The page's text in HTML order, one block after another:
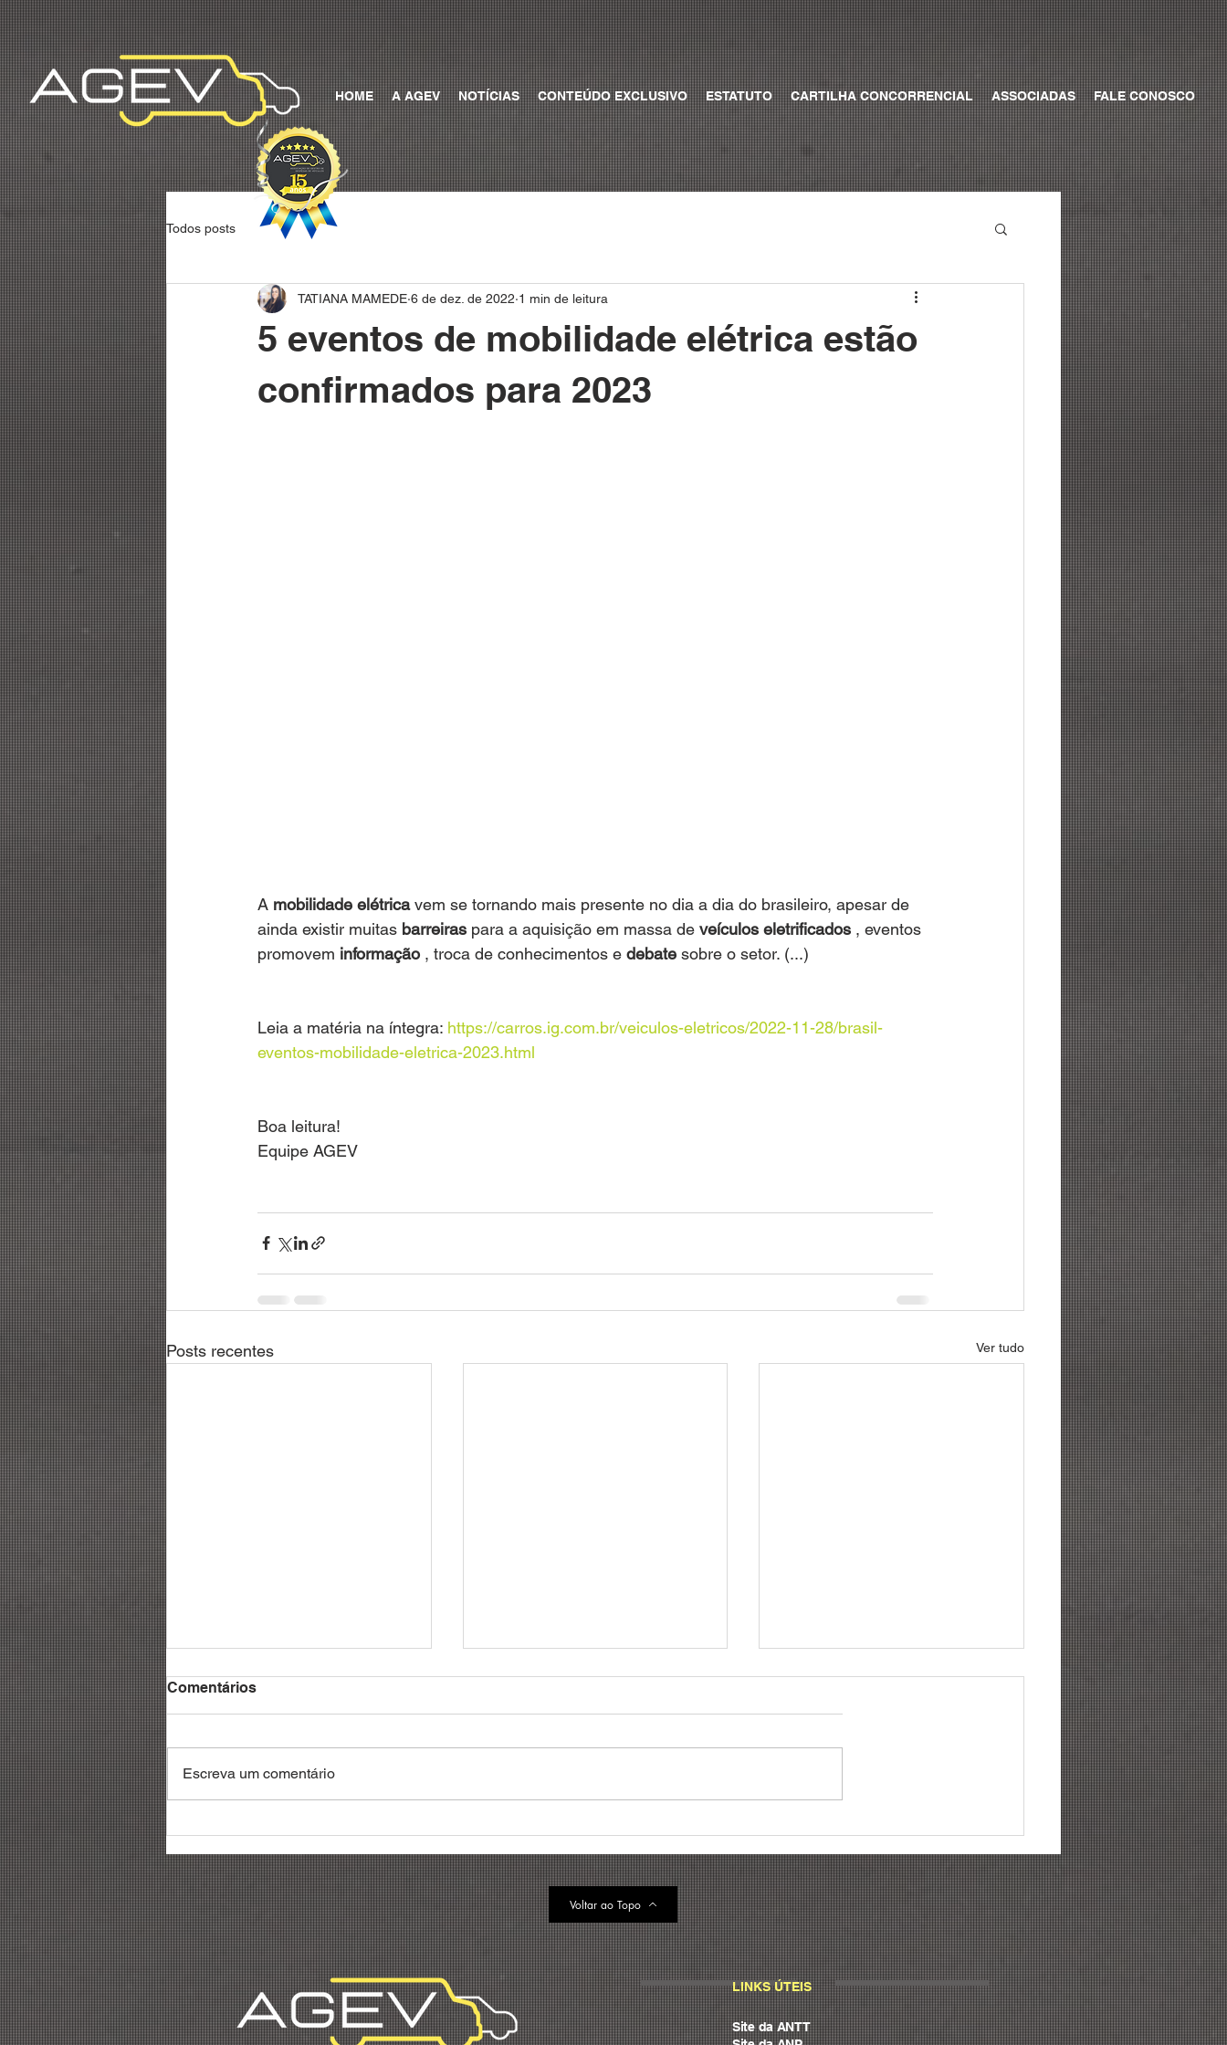
HOME A AGEV NOTÍCIAS CONTEÚDO EXCLUSIVO ESTATUTO CARTILHA CONCORRENCIAL ASSOCIADAS FALE CONOSCO
Todos posts
5 eventos de mobilidade elétrica estão
confirmados para 2023
TATIANA MAMEDE 6 de dez. de 2022 1 min de leitura
A mobilidade elétrica vem se tornando mais presente no dia a dia do brasileiro, apesar de
ainda existir muitas barreiras para a aquisição em massa de veículos eletrificados , eventos
promovem informação , troca de conhecimentos e debate sobre o setor. (...)
Leia a matéria na íntegra: https://carros.ig.com.br/veiculos-eletricos/2022-11-28/brasil-
eventos-mobilidade-eletrica-2023.html
Boa leitura!
Equipe AGEV
Posts recentes Ver tudo
profissão de gestor de
frotas
principais mudanças para
Comentários
Escreva um comentário
Voltar ao Topo
LINKS ÚTEIS
Site da ANTT